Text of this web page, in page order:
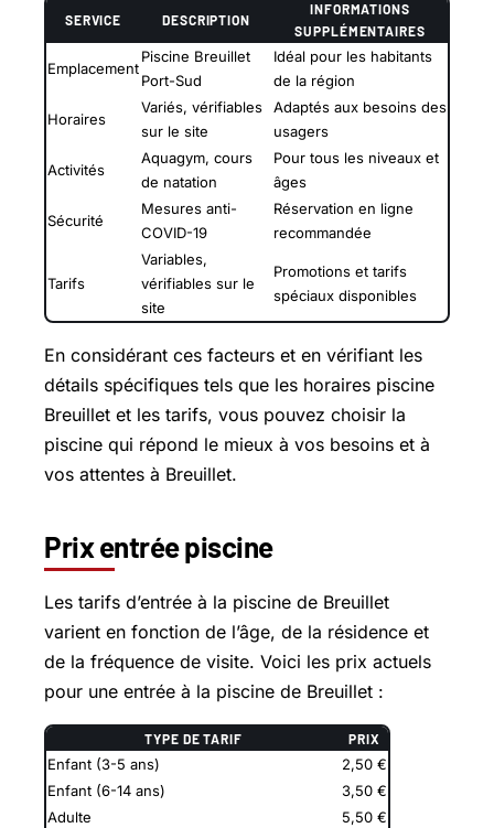
SERVICE DESCRIPTION
INFORMATIONS
SUPPLÉMENTAIRES
Emplacement
Piscine Breuillet
Port-Sud
Idéal pour les habitants
de la région
Horaires
Variés, vérifiables
sur le site
Adaptés aux besoins des
usagers
Activités
Aquagym, cours
de natation
Pour tous les niveaux et
âges
Sécurité
Mesures anti-
COVID-19
Réservation en ligne
recommandée
Tarifs
Variables,
vérifiables sur le
site
Promotions et tarifs
spéciaux disponibles
En considérant ces facteurs et en vérifiant les
détails spécifiques tels que les horaires piscine
Breuillet et les tarifs, vous pouvez choisir la
piscine qui répond le mieux à vos besoins et à
vos attentes à Breuillet.
Prix entrée piscine
Les tarifs d’entrée à la piscine de Breuillet
varient en fonction de l’âge, de la résidence et
de la fréquence de visite. Voici les prix actuels
pour une entrée à la piscine de Breuillet :
TYPE DE TARIF PRIX
Enfant (3-5 ans)
2,50 €
Enfant (6-14 ans)
3,50 €
Adulte
5,50 €